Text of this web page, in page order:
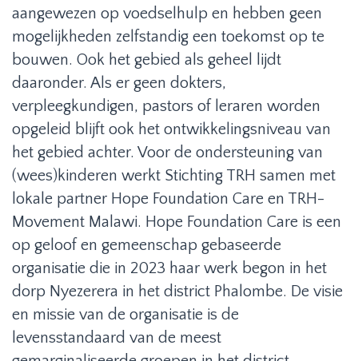
aangewezen op voedselhulp en hebben geen
mogelijkheden zelfstandig een toekomst op te
bouwen. Ook het gebied als geheel lijdt
daaronder. Als er geen dokters,
verpleegkundigen, pastors of leraren worden
opgeleid blijft ook het ontwikkelingsniveau van
het gebied achter. Voor de ondersteuning van
(wees)kinderen werkt Stichting TRH samen met
lokale partner Hope Foundation Care en TRH-
Movement Malawi. Hope Foundation Care is een
op geloof en gemeenschap gebaseerde
organisatie die in 2023 haar werk begon in het
dorp Nyezerera in het district Phalombe. De visie
en missie van de organisatie is de
levensstandaard van de meest